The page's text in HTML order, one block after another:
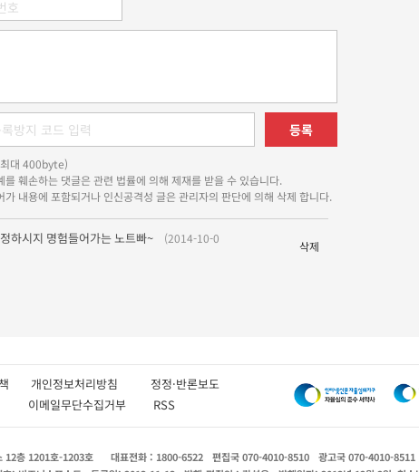
등록
대 400byte)
훼손하는 댓글은 관련 법률에 의해 제재를 받을 수 있습니다.
내용에 포함되거나 인신공격성 글은 관리자의 판단에 의해 삭제 합니다.
하시지 명험들어가는 노트빠~
(2014-10-0
삭제
책 개인정보처리방침 정정·반론보도
이메일무단수집거부 RSS
12층 1201호-1203호 대표전화 : 1800-6522 편집국 070-4010-8510
광고국 070-4010-8511